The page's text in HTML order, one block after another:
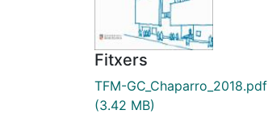
Fitxers
TFM-GC_Chaparro_2018.pdf
(3.42 MB)